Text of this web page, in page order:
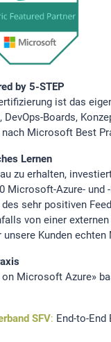
by 5-STEP
ist das
DevOps-Boards,
Microsoft Best
Lernen
zu erhalten,
Microsoft-Azure-
sehr positiven
von einer
Kunden
Microsoft Azure»
SFV: End-to-